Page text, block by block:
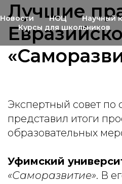
Новости НОЦ Научный
Курсы для школьников
Лучшие
Экспертный совет
представил итоги
образовательных
Уфимский
«Саморазвитие». В